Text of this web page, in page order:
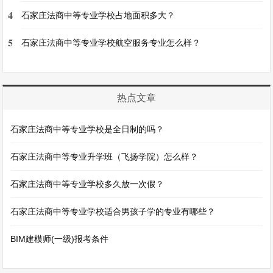
4 石家庄法商中等专业学校占地面积多大？
5 石家庄法商中等专业学校航空服务专业怎么样？
热点文章
石家庄法商中等专业学校是全日制的吗？
石家庄法商中等专业升学班（飞扬学院）怎么样？
石家庄法商中等专业学校多久放一次假？
石家庄法商中等专业学校适合男孩子学的专业有哪些？
BIM建模师(一级)报考条件